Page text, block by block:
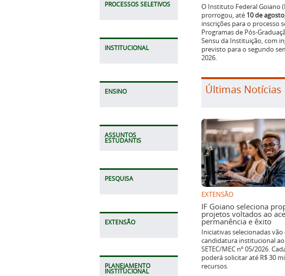
PROCESSOS SELETIVOS
INSTITUCIONAL
ENSINO
ASSUNTOS
ESTUDANTIS
PESQUISA
EXTENSÃO
PLANEJAMENTO
INSTITUCIONAL
O Instituto Federal Goiano
prorrogou, até 10 de agosto
inscrições para o processo
Programas de Pós-
Sensu da Instituição, com
previsto para o segundo
2026.
Últimas Notícias
EXTENSÃO
IF Goiano seleciona
projetos voltados ao
permanência e êxito
Iniciativas selecionadas
candidatura institucional
SETEC/MEC nº 05/2026.
poderá solicitar até R$ 30
recursos.